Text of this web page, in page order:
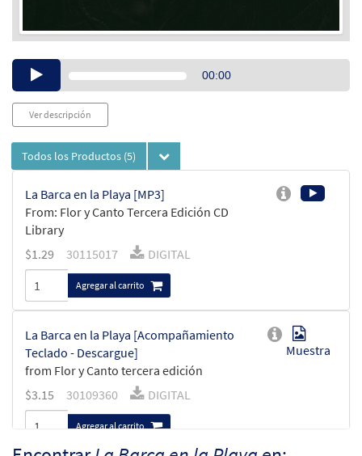
Audio00:00
Ver descripción
Todos los Productos (5)
La Barca en la Playa [MP3]
From: Flor y Canto Tercera Edición CD
Library
$1.29 30115017 DIGITAL
Agregar al carrito
La Barca en la Playa [Acompañamiento
Teclado - Descargue]
from Flor y Canto tercera edición
Muestra
$3.15 30109360 DIGITAL
Agregar al carrito